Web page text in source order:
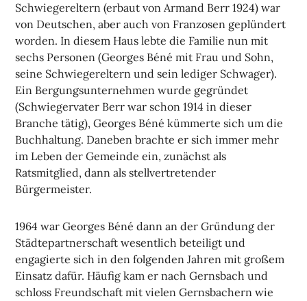
Schwiegereltern (erbaut von Armand Berr 1924) war
von Deutschen, aber auch von Franzosen geplündert
worden. In diesem Haus lebte die Familie nun mit
sechs Personen (Georges Béné mit Frau und Sohn,
seine Schwiegereltern und sein lediger Schwager).
Ein Bergungsunternehmen wurde gegründet
(Schwiegervater Berr war schon 1914 in dieser
Branche tätig), Georges Béné kümmerte sich um die
Buchhaltung. Daneben brachte er sich immer mehr
im Leben der Gemeinde ein, zunächst als
Ratsmitglied, dann als stellvertretender
Bürgermeister.
1964 war Georges Béné dann an der Gründung der
Städtepartnerschaft wesentlich beteiligt und
engagierte sich in den folgenden Jahren mit großem
Einsatz dafür. Häufig kam er nach Gernsbach und
schloss Freundschaft mit vielen Gernsbachern wie